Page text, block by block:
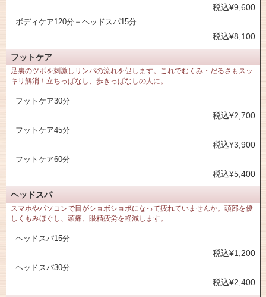
税込¥9,600
ボディケア120分＋ヘッドスパ15分
税込¥8,100
フットケア
足裏のツボを刺激しリンパの流れを促します。これでむくみ・だるさもスッ
キリ解消！立ちっぱなし、歩きっぱなしの人に。
フットケア30分
税込¥2,700
フットケア45分
税込¥3,900
フットケア60分
税込¥5,400
ヘッドスパ
スマホやパソコンで目がショボショボになって疲れていませんか。頭部を優
しくもみほぐし、頭痛、眼精疲労を軽減します。
ヘッドスパ15分
税込¥1,200
ヘッドスパ30分
税込¥2,400